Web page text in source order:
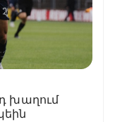
խաղում